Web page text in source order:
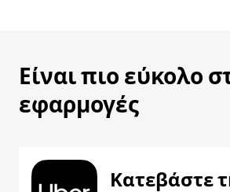
Είναι πιο εύκολο
εφαρμογές
Κατεβάστε